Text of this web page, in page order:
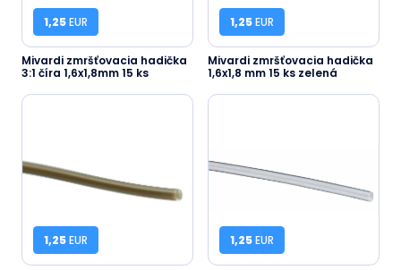
1,25EUR
Mivardi zmršťovacia hadička
3:1 číra 1,6x1,8mm 15 ks
1,25EUR
Mivardi zmršťovacia hadička
1,6x1,8 mm 15 ks zelená
1,25EUR 1,25EUR